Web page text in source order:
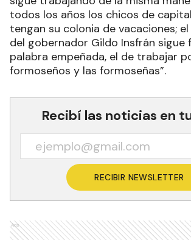
todos los años los chicos de
tengan su colonia de vacaciones;
del gobernador Gildo Insfrán sigue
palabra empeñada, el de trabajar
formoseños y las formoseñas”.
Recibí las noticias en
RECIBIR NEWSLETTER
Ads